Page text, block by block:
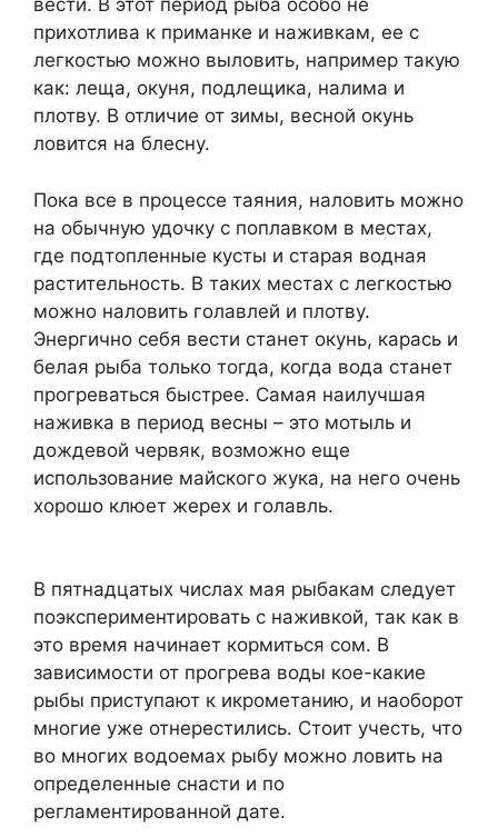
вести. В этот период рыба особо не
прихотлива к приманке и наживкам, ее с
легкостью можно выловить, например такую
как: леща, окуня, подлещика, налима и
плотву. В отличие от зимы, весной окунь
ловится на блесну.
Пока все в процессе таяния, наловить можно
на обычную удочку с поплавком в местах,
где подтопленные кусты и старая водная
растительность. В таких местах с легкостью
можно наловить голавлей и плотву.
Энергично себя вести станет окунь, карась и
белая рыба только тогда, когда вода станет
прогреваться быстрее. Самая наилучшая
наживка в период весны – это мотыль и
дождевой червяк, возможно еще
использование майского жука, на него очень
хорошо клюет жерех и голавль.
В пятнадцатых числах мая рыбакам следует
поэкспериментировать с наживкой, так как в
это время начинает кормиться сом. В
зависимости от прогрева воды кое-какие
рыбы приступают к икрометанию, и наоборот
многие уже отнерестились. Стоит учесть, что
во многих водоемах рыбу можно ловить на
определенные снасти и по
регламентированной дате.